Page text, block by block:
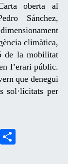
oberta al
Sánchez,
climàtica,
de la mobilitat
l’erari públic.
que denegui
sol·licitats per
E